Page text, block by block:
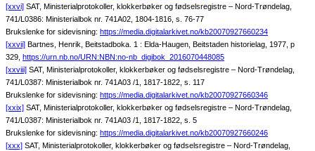
[xxvi] SAT, Ministerialprotokoller, klokkerbøker og fødselsregistre – Nord-Trøndelag,
741/L0386: Ministerialbok nr. 741A02, 1804-1816, s. 76-77
Brukslenke for sidevisning: https://media.digitalarkivet.no/kb20070927660234
[xxvii] Bartnes, Henrik, Beitstadboka. 1 : Elda-Haugen, Beitstaden historielag, 1977, p
329, https://urn.nb.no/URN:NBN:no-nb_digibok_2016070448085
[xxviii] SAT, Ministerialprotokoller, klokkerbøker og fødselsregistre – Nord-Trøndelag,
741/L0387: Ministerialbok nr. 741A03 /1, 1817-1822, s. 117
Brukslenke for sidevisning: https://media.digitalarkivet.no/kb20070927660346
[xxix] SAT, Ministerialprotokoller, klokkerbøker og fødselsregistre – Nord-Trøndelag,
741/L0387: Ministerialbok nr. 741A03 /1, 1817-1822, s. 5
Brukslenke for sidevisning: https://media.digitalarkivet.no/kb20070927660246
[xxx] SAT, Ministerialprotokoller, klokkerbøker og fødselsregistre – Nord-Trøndelag,